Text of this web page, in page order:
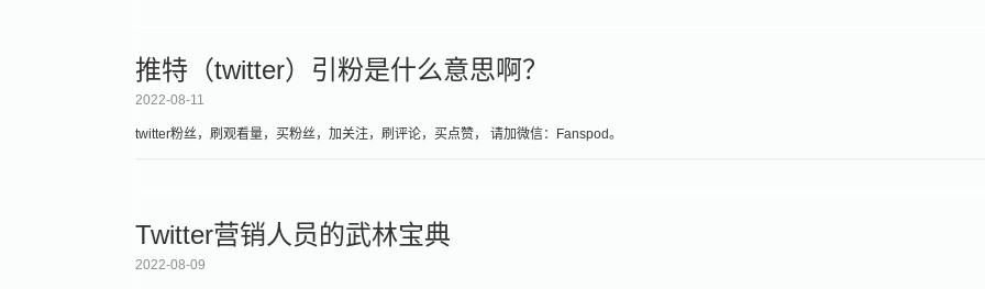
推特（twitter）引粉是什么意思啊？
2022-08-11
twitter粉丝，刷观看量，买粉丝，加关注，刷评论，买点赞， 请加微信：Fanspod。
Twitter营销人员的武林宝典
2022-08-09